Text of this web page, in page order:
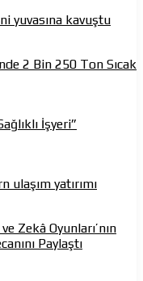
yuvasına kavuştu
2 Bin 250 Ton Sıcak
İşyeri”
ulaşım yatırımı
Zekâ Oyunları’nın
Paylaştı